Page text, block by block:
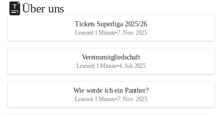
Über uns
Tickets Superliga 2025/26
Lesezeit 1 Minute•7. Nov. 2025
Vereinsmitgliedschaft
Lesezeit 1 Minute•4. Juli 2025
Wie werde ich ein Panther?
Lesezeit 1 Minute•7. Nov. 2025